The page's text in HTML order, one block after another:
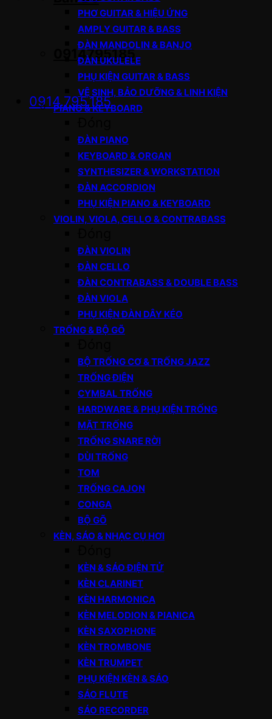
0914795185
0914.795.185
PHƠ GUITAR & HIỆU ỨNG
AMPLY GUITAR & BASS
ĐÀN MANDOLIN & BANJO
ĐÀN UKULELE
PHỤ KIỆN GUITAR & BASS
VỆ SINH, BẢO DƯỠNG & LINH KIỆN
PIANO & KEYBOARD
ĐÀN PIANO
KEYBOARD & ORGAN
SYNTHESIZER & WORKSTATION
ĐÀN ACCORDION
PHỤ KIỆN PIANO & KEYBOARD
VIOLIN, VIOLA, CELLO & CONTRABASS
ĐÀN VIOLIN
ĐÀN CELLO
ĐÀN CONTRABASS & DOUBLE BASS
ĐÀN VIOLA
PHỤ KIỆN ĐÀN DÂY KÉO
TRỐNG & BỘ GÕ
BỘ TRỐNG CƠ & TRỐNG JAZZ
TRỐNG ĐIỆN
CYMBAL TRỐNG
HARDWARE & PHỤ KIỆN TRỐNG
MẶT TRỐNG
TRỐNG SNARE RỜI
DÙI TRỐNG
TOM
TRỐNG CAJON
CONGA
BỘ GÕ
KÈN, SÁO & NHẠC CỤ HƠI
KÈN & SÁO ĐIỆN TỬ
KÈN CLARINET
KÈN HARMONICA
KÈN MELODION & PIANICA
KÈN SAXOPHONE
KÈN TROMBONE
KÈN TRUMPET
PHỤ KIỆN KÈN & SÁO
SÁO FLUTE
SÁO RECORDER